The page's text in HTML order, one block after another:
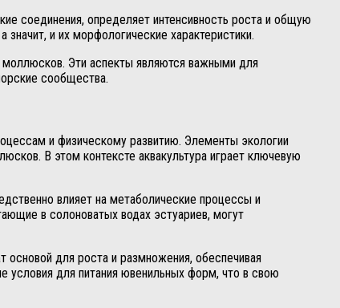
соединения, определяет интенсивность роста и общую
и их морфологические характеристики.
Эти аспекты являются важными для
сообщества.
и физическому развитию. Элементы экологии
В этом контексте аквакультура играет ключевую
влияет на метаболические процессы и
в солоноватых водах эстуариев, могут
для роста и размножения, обеспечивая
условия для питания ювенильных форм, что в свою